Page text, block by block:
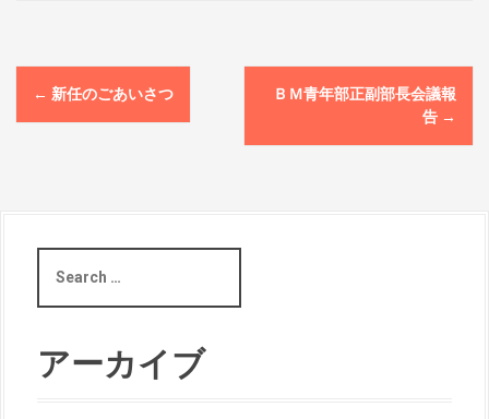
P
o
← 新任のごあいさつ
ＢＭ青年部正副部長会議報
告 →
a
c
h
アーカイブ